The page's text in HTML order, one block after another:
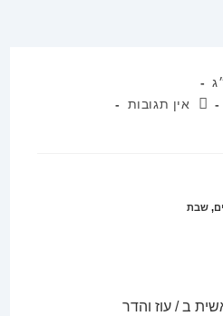
תגובות:
אין תגובות
, שבת
ב / עוז והדר